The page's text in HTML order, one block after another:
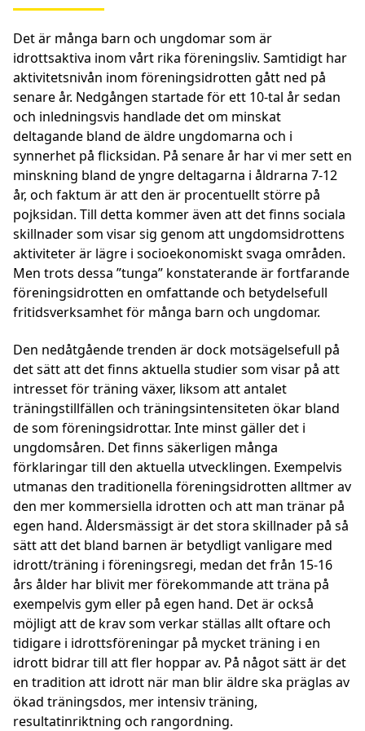
Det är många barn och ungdomar som är
idrottsaktiva inom vårt rika föreningsliv. Samtidigt har
aktivitetsnivån inom föreningsidrotten gått ned på
senare år. Nedgången startade för ett 10-tal år sedan
och inledningsvis handlade det om minskat
deltagande bland de äldre ungdomarna och i
synnerhet på flicksidan. På senare år har vi mer sett en
minskning bland de yngre deltagarna i åldrarna 7-12
år, och faktum är att den är procentuellt större på
pojksidan. Till detta kommer även att det finns sociala
skillnader som visar sig genom att ungdomsidrottens
aktiviteter är lägre i socioekonomiskt svaga områden.
Men trots dessa ”tunga” konstaterande är fortfarande
föreningsidrotten en omfattande och betydelsefull
fritidsverksamhet för många barn och ungdomar.
Den nedåtgående trenden är dock motsägelsefull på
det sätt att det finns aktuella studier som visar på att
intresset för träning växer, liksom att antalet
träningstillfällen och träningsintensiteten ökar bland
de som föreningsidrottar. Inte minst gäller det i
ungdomsåren. Det finns säkerligen många
förklaringar till den aktuella utvecklingen. Exempelvis
utmanas den traditionella föreningsidrotten alltmer av
den mer kommersiella idrotten och att man tränar på
egen hand. Åldersmässigt är det stora skillnader på så
sätt att det bland barnen är betydligt vanligare med
idrott/träning i föreningsregi, medan det från 15-16
års ålder har blivit mer förekommande att träna på
exempelvis gym eller på egen hand. Det är också
möjligt att de krav som verkar ställas allt oftare och
tidigare i idrottsföreningar på mycket träning i en
idrott bidrar till att fler hoppar av. På något sätt är det
en tradition att idrott när man blir äldre ska präglas av
ökad träningsdos, mer intensiv träning,
resultatinriktning och rangordning.